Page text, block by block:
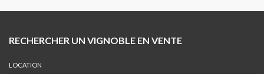
RECHERCHER UN VIGNOBLE EN VENTE
LOCATION